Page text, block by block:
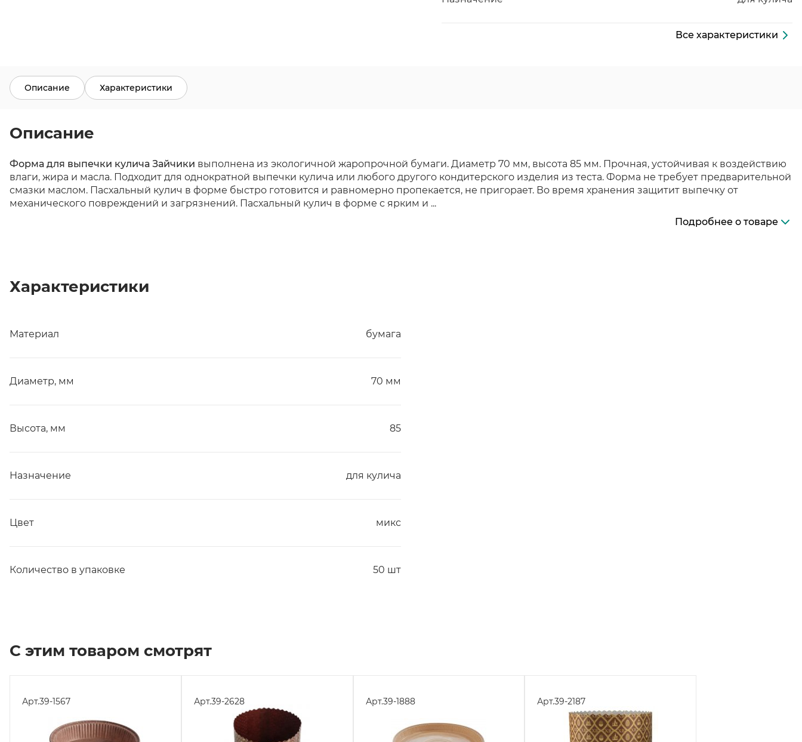
Все характеристики
Описание Характеристики
Описание
Форма для выпечки кулича Зайчики выполнена из экологичной жаропрочной бумаги. Диаметр 70 мм, высота 85 мм. Прочная, устойчивая к воздействию
влаги, жира и масла. Подходит для однократной выпечки кулича или любого другого кондитерского изделия из теста. Форма не требует предварительной
смазки маслом. Пасхальный кулич в форме быстро готовится и равномерно пропекается, не пригорает. Во время хранения защитит выпечку от
механического повреждений и загрязнений. Пасхальный кулич в форме с ярким и ...
Подробнее о товаре
Характеристики
Материал бумага
Диаметр, мм 70 мм
Высота, мм 85
Назначение для кулича
Цвет микс
Количество в упаковке 50 шт
С этим товаром смотрят
Арт.39-1567 Арт.39-2628 Арт.39-1888 Арт.39-2187